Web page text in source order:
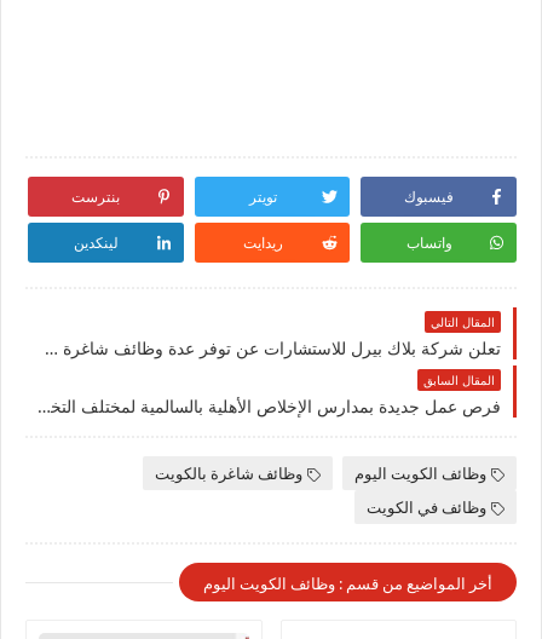
فيسبوك تويتر بنترست
واتساب ريدايت لينكدين
المقال التالي
تعلن شركة بلاك بيرل للاستشارات عن توفر عدة وظائف شاغرة جديدة لجميع الجنسيات في الكويت
المقال السابق
فرص عمل جديدة بمدارس الإخلاص الأهلية بالسالمية لمختلف التخصصات للرجال والنساء في الكويت
وظائف الكويت اليوم
وظائف شاغرة بالكويت
وظائف في الكويت
أخر المواضيع من قسم : وظائف الكويت اليوم